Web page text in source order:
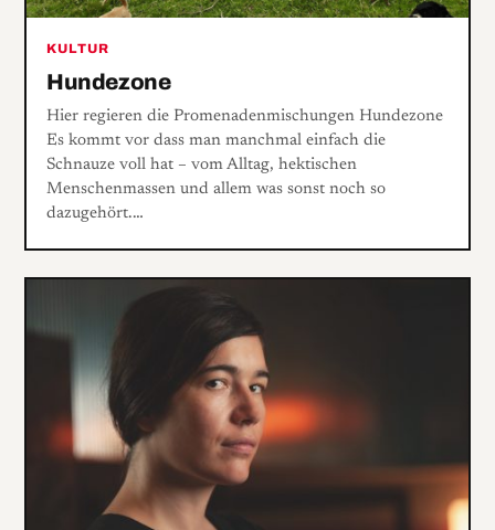
KULTUR
Hundezone
Hier regieren die Promenadenmischungen Hundezone
Es kommt vor dass man manchmal einfach die
Schnauze voll hat – vom Alltag, hektischen
Menschenmassen und allem was sonst noch so
dazugehört.…